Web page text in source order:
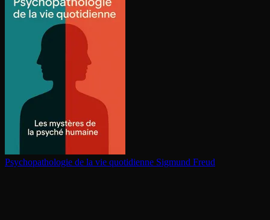
Psy­cho­pa­tho­lo­gie de la vie quotidienne Sigmund Freud